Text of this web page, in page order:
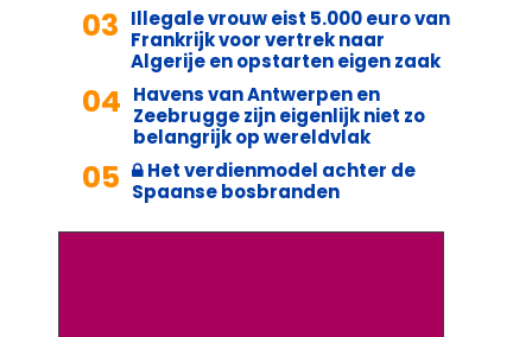
03 Illegale vrouw eist 5.000 euro van
Frankrijk voor vertrek naar
Algerije en opstarten eigen zaak
04 Havens van Antwerpen en
Zeebrugge zijn eigenlijk niet zo
belangrijk op wereldvlak
05
Het verdienmodel achter de
Spaanse bosbranden